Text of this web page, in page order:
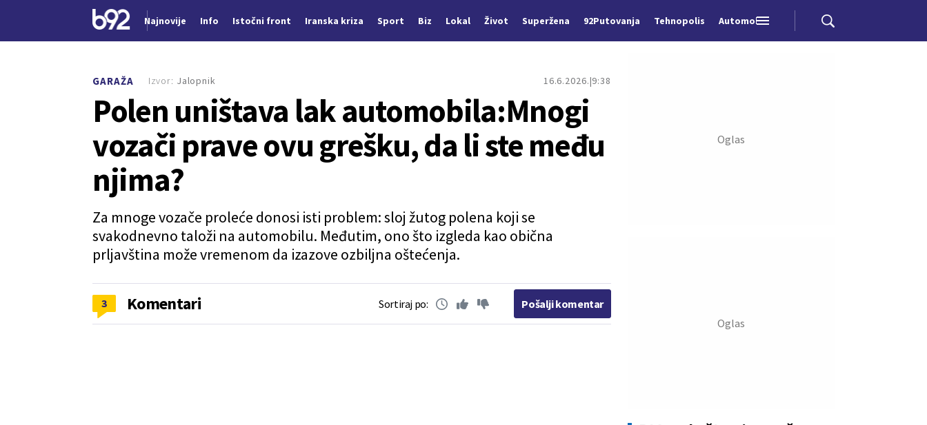
Najnovije Info Istočni front Iranska kriza Sport Biz Lokal Život Superžena 92Putovanja Tehnopolis Automobili
GARAŽA 16.6.2026. 9:38
Polen uništava lak automobila:Mnogi
vozači prave ovu grešku, da li ste među
njima?
Za mnoge vozače proleće donosi isti problem: sloj žutog polena koji se
svakodnevno taloži na automobilu. Međutim, ono što izgleda kao obična
prljavština može vremenom da izazove ozbiljna oštećenja.
Izvor: Jalopnik
3 Komentari Sortiraj po: Pošalji komentar